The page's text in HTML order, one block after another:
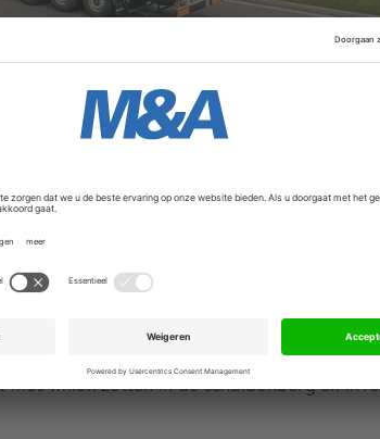
spoorbedrijfSchenker in de etalagegaat
vorm gekregen nu
voor de transactie. Volgens Reuters
worden doorgenomen. Overigens verschijnt
willen zetten in de schuldenberg en